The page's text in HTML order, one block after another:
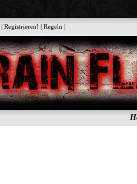
|Registrieren! |Regeln |